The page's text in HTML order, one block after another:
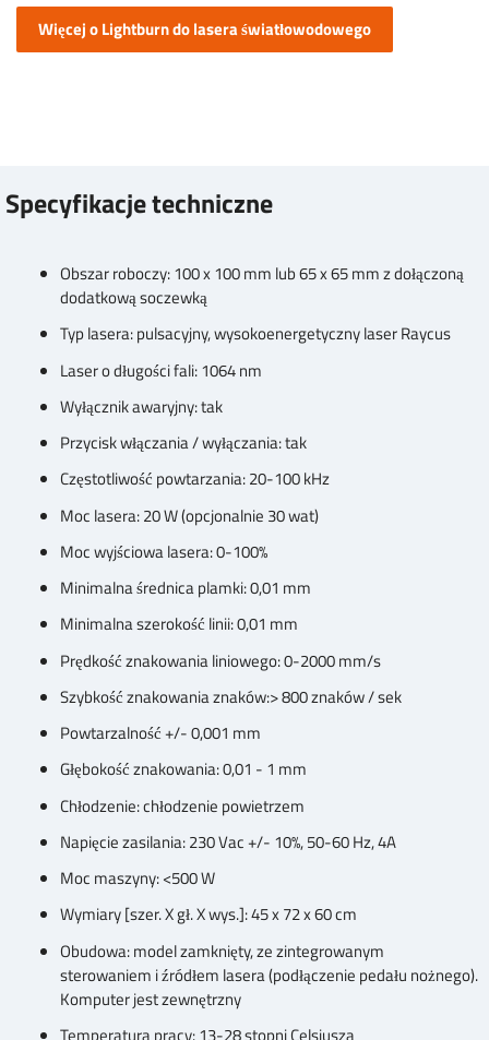
Więcej o Lightburn do lasera światłowodowego
Specyfikacje techniczne
Obszar roboczy: 100 x 100 mm lub 65 x 65 mm z dołączoną
dodatkową soczewką
Typ lasera: pulsacyjny, wysokoenergetyczny laser Raycus
Laser o długości fali: 1064 nm
Wyłącznik awaryjny: tak
Przycisk włączania / wyłączania: tak
Częstotliwość powtarzania: 20-100 kHz
Moc lasera: 20 W (opcjonalnie 30 wat)
Moc wyjściowa lasera: 0-100%
Minimalna średnica plamki: 0,01 mm
Minimalna szerokość linii: 0,01 mm
Prędkość znakowania liniowego: 0-2000 mm/s
Szybkość znakowania znaków:> 800 znaków / sek
Powtarzalność +/- 0,001 mm
Głębokość znakowania: 0,01 - 1 mm
Chłodzenie: chłodzenie powietrzem
Napięcie zasilania: 230 Vac +/- 10%, 50-60 Hz, 4A
Moc maszyny: <500 W
Wymiary [szer. X gł. X wys.]: 45 x 72 x 60 cm
Obudowa: model zamknięty, ze zintegrowanym
sterowaniem i źródłem lasera (podłączenie pedału nożnego).
Komputer jest zewnętrzny
Temperatura pracy: 13-28 stopni Celsjusza